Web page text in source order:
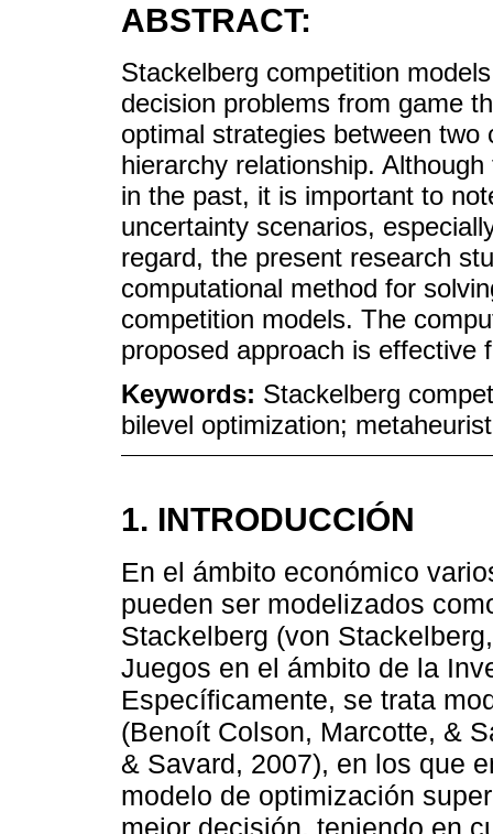
ABSTRACT:
Stackelberg competition
decision problems from game
optimal strategies between
hierarchy relationship.
in the past, it is important to
uncertainty scenarios,
regard, the present research
computational method for
competition models. The
proposed approach is effective
Keywords: Stackelberg
bilevel optimization;
1. INTRODUCCIÓN
En el ámbito económico
pueden ser modelizados
Stackelberg (von
Juegos en el ámbito de la
Específicamente, se trata
(Benoít Colson, Marcotte, &
& Savard, 2007), en los que
modelo de optimización